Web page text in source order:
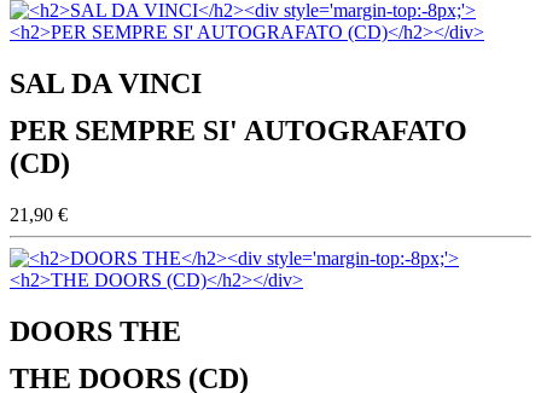
SAL DA VINCI
PER SEMPRE SI' AUTOGRAFATO
(CD)
21,90 €
DOORS THE
THE DOORS (CD)